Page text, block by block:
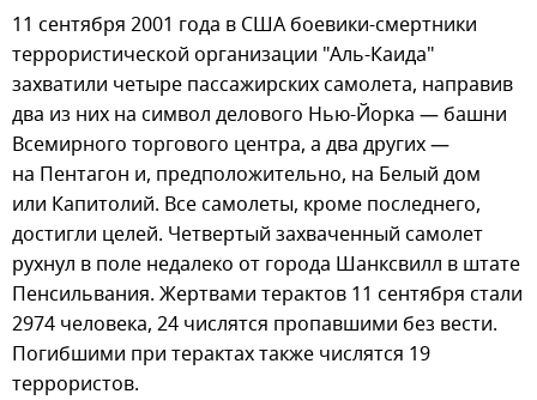
11 сентября 2001 года в США боевики-смертники
террористической организации "Аль-Каида"
захватили четыре пассажирских самолета, направив
два из них на символ делового Нью-Йорка — башни
Всемирного торгового центра, а два других —
на Пентагон и, предположительно, на Белый дом
или Капитолий. Все самолеты, кроме последнего,
достигли целей. Четвертый захваченный самолет
рухнул в поле недалеко от города Шанксвилл в штате
Пенсильвания. Жертвами терактов 11 сентября стали
2974 человека, 24 числятся пропавшими без вести.
Погибшими при терактах также числятся 19
террористов.